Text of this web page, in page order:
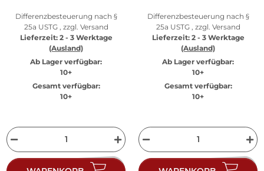
Differenzbesteuerung nach §
25a USTG , zzgl. Versand
Lieferzeit: 2 - 3 Werktage
(Ausland)
Ab Lager verfügbar:
10+
Gesamt verfügbar:
10+
Differenzbesteuerung nach §
25a USTG , zzgl. Versand
Lieferzeit: 2 - 3 Werktage
(Ausland)
Ab Lager verfügbar:
10+
Gesamt verfügbar:
10+